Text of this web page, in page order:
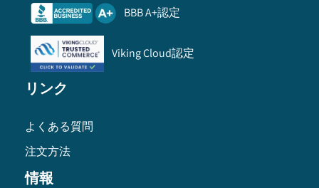
BBB A+認定
Viking Cloud認定
リンク
よくある質問
注文方法
情報